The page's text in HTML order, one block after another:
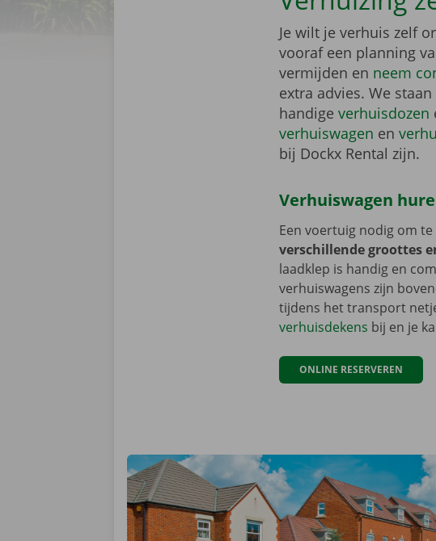
Je wilt je verhuis zelf
vooraf een planning
vermijden en neem
extra advies. We
handige verhuisdozen
verhuiswagen en
bij Dockx Rental zijn.
Verhuiswagen
Een voertuig nodig om
verschillende groottes
laadklep is handig en
verhuiswagens zijn
tijdens het transport
verhuisdekens bij en je
ONLINE RESERVEREN